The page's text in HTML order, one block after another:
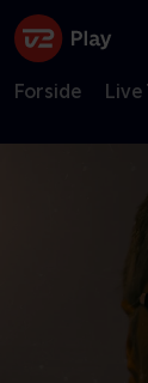
Forside Live